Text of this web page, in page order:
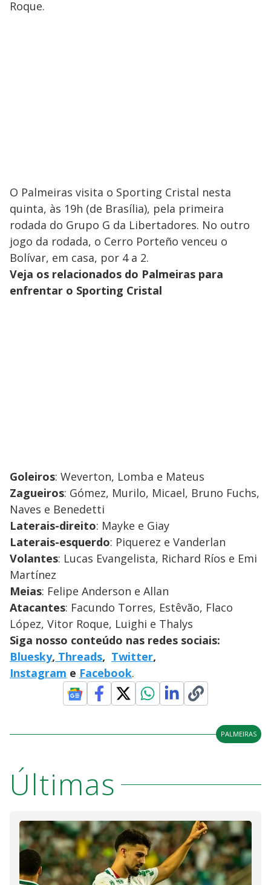
Roque.
O Palmeiras visita o Sporting Cristal nesta
quinta, às 19h (de Brasília), pela primeira
rodada do Grupo G da Libertadores. No outro
jogo da rodada, o Cerro Porteño venceu o
Bolívar, em casa, por 4 a 2.
Veja os relacionados do Palmeiras para
enfrentar o Sporting Cristal
Goleiros: Weverton, Lomba e Mateus
Zagueiros: Gómez, Murilo, Micael, Bruno Fuchs,
Naves e Benedetti
Laterais-direito: Mayke e Giay
Laterais-esquerdo: Piquerez e Vanderlan
Volantes: Lucas Evangelista, Richard Ríos e Emi
Martínez
Meias: Felipe Anderson e Allan
Atacantes: Facundo Torres, Estêvão, Flaco
López, Vitor Roque, Luighi e Thalys
Siga nosso conteúdo nas redes sociais:
Bluesky, Threads, Twitter,
Instagram e Facebook.
PALMEIRAS
Últimas